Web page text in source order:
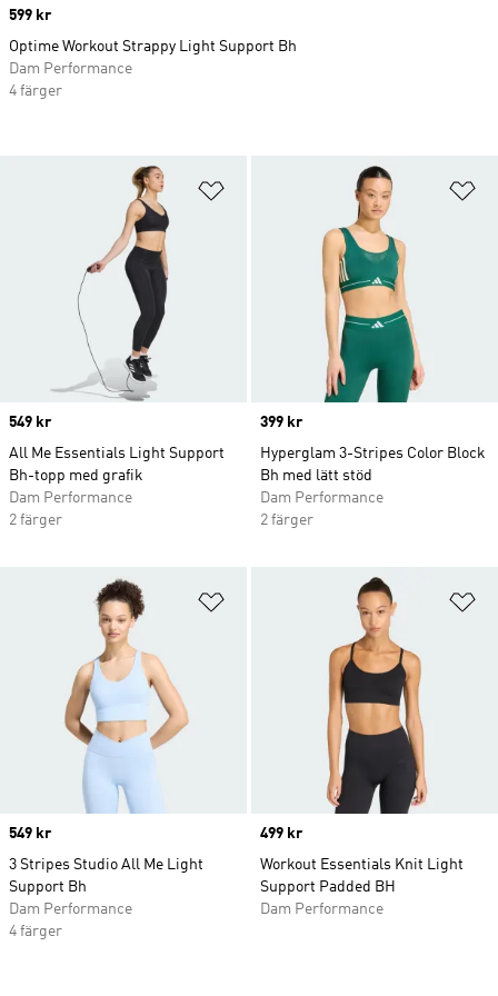
Lägg till på önskelistan
Price
549 kr
All Me Essentials Light Support
Bh-topp med grafik
Dam Performance
2 färger
Price
399 kr
Hyperglam 3-Stripes Color Block
Bh med lätt stöd
Dam Performance
2 färger
Lägg till på önskelistan
Price
549 kr
3 Stripes Studio All Me Light
Support Bh
Dam Performance
4 färger
Price
499 kr
Workout Essentials Knit Light
Support Padded BH
Dam Performance
Price
599 kr
Optime Workout Strappy Light Support Bh
Dam Performance
4 färger